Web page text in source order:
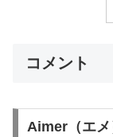
コメント
Aimer（エメ